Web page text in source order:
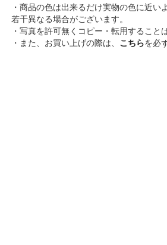
・商品の色は出来るだけ実物の色に近い
若干異なる場合がございます。
・写真を許可無くコピー・転用すること
・また、お買い上げの際は、 こちらを必